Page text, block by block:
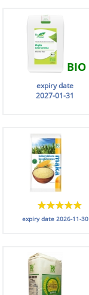
BIO
expiry date
2027-01-31
expiry date 2026-11-30